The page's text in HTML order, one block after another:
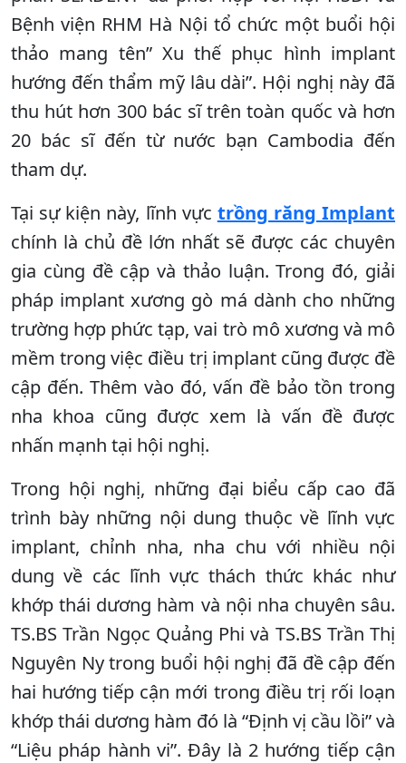
Bệnh viện RHM Hà Nội tổ chức một buổi hội
thảo mang tên” Xu thế phục hình implant
hướng đến thẩm mỹ lâu dài”. Hội nghị này đã
thu hút hơn 300 bác sĩ trên toàn quốc và hơn
20 bác sĩ đến từ nước bạn Cambodia đến
tham dự.
Tại sự kiện này, lĩnh vực trồng răng Implant
chính là chủ đề lớn nhất sẽ được các chuyên
gia cùng đề cập và thảo luận. Trong đó, giải
pháp implant xương gò má dành cho những
trường hợp phức tạp, vai trò mô xương và mô
mềm trong việc điều trị implant cũng được đề
cập đến. Thêm vào đó, vấn đề bảo tồn trong
nha khoa cũng được xem là vấn đề được
nhấn mạnh tại hội nghị.
Trong hội nghị, những đại biểu cấp cao đã
trình bày những nội dung thuộc về lĩnh vực
implant, chỉnh nha, nha chu với nhiều nội
dung về các lĩnh vực thách thức khác như
khớp thái dương hàm và nội nha chuyên sâu.
TS.BS Trần Ngọc Quảng Phi và TS.BS Trần Thị
Nguyên Ny trong buổi hội nghị đã đề cập đến
hai hướng tiếp cận mới trong điều trị rối loạn
khớp thái dương hàm đó là “Định vị cầu lồi” và
“Liệu pháp hành vi”. Đây là 2 hướng tiếp cận